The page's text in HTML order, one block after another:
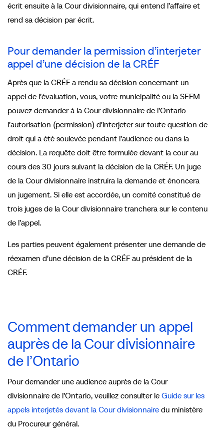
écrit ensuite à la Cour divisionnaire, qui entend l’affaire et
rend sa décision par écrit.
Pour demander la permission d’interjeter
appel d’une décision de la CRÉF
Après que la CRÉF a rendu sa décision concernant un
appel de l’évaluation, vous, votre municipalité ou la SEFM
pouvez demander à la Cour divisionnaire de l’Ontario
l’autorisation (permission) d’interjeter sur toute question de
droit qui a été soulevée pendant l’audience ou dans la
décision. La requête doit être formulée devant la cour au
cours des 30 jours suivant la décision de la CRÉF. Un juge
de la Cour divisionnaire instruira la demande et énoncera
un jugement. Si elle est accordée, un comité constitué de
trois juges de la Cour divisionnaire tranchera sur le contenu
de l’appel.
Les parties peuvent également présenter une demande de
réexamen d’une décision de la CRÉF au président de la
CRÉF.
Comment demander un appel
auprès de la Cour divisionnaire
de l’Ontario
Pour demander une audience auprès de la Cour
divisionnaire de l’Ontario, veuillez consulter le Guide sur les
appels interjetés devant la Cour divisionnaire du ministère
du Procureur général.